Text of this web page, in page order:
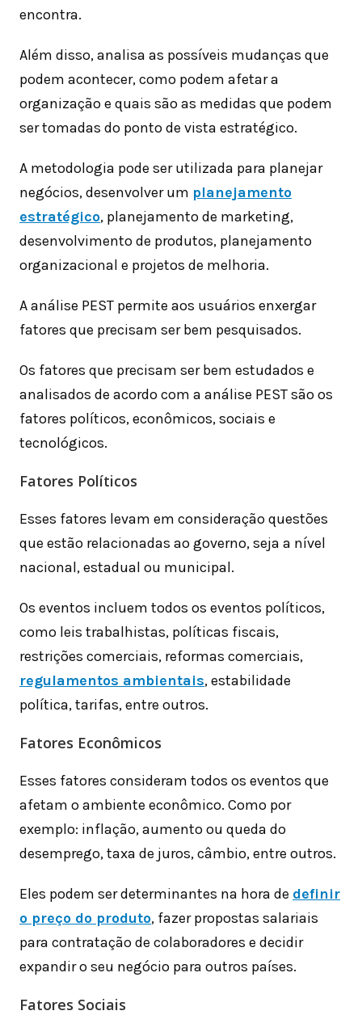
encontra.
Além disso, analisa as possíveis mudanças que
podem acontecer, como podem afetar a
organização e quais são as medidas que podem
ser tomadas do ponto de vista estratégico.
A metodologia pode ser utilizada para planejar
negócios, desenvolver um planejamento
estratégico, planejamento de marketing,
desenvolvimento de produtos, planejamento
organizacional e projetos de melhoria.
A análise PEST permite aos usuários enxergar
fatores que precisam ser bem pesquisados.
Os fatores que precisam ser bem estudados e
analisados de acordo com a análise PEST são os
fatores políticos, econômicos, sociais e
tecnológicos.
Fatores Políticos
Esses fatores levam em consideração questões
que estão relacionadas ao governo, seja a nível
nacional, estadual ou municipal.
Os eventos incluem todos os eventos políticos,
como leis trabalhistas, políticas fiscais,
restrições comerciais, reformas comerciais,
regulamentos ambientais, estabilidade
política, tarifas, entre outros.
Fatores Econômicos
Esses fatores consideram todos os eventos que
afetam o ambiente econômico. Como por
exemplo: inflação, aumento ou queda do
desemprego, taxa de juros, câmbio, entre outros.
Eles podem ser determinantes na hora de definir
o preço do produto, fazer propostas salariais
para contratação de colaboradores e decidir
expandir o seu negócio para outros países.
Fatores Sociais